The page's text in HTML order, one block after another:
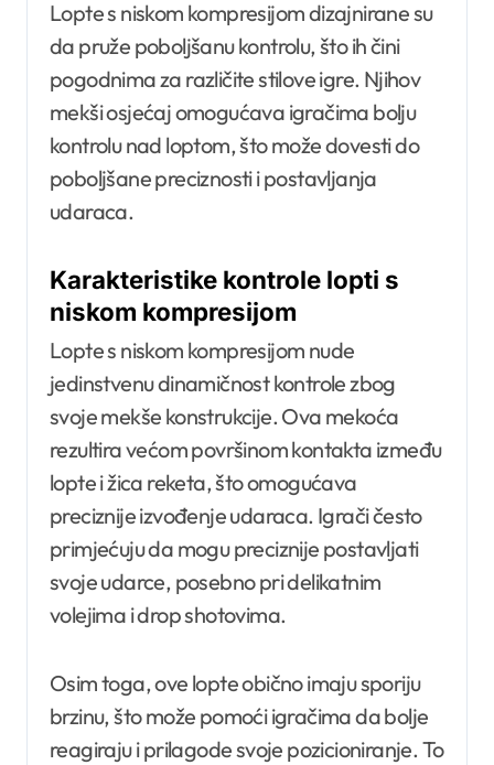
Lopte s niskom kompresijom dizajnirane su
da pruže poboljšanu kontrolu, što ih čini
pogodnima za različite stilove igre. Njihov
mekši osjećaj omogućava igračima bolju
kontrolu nad loptom, što može dovesti do
poboljšane preciznosti i postavljanja
udaraca.
Karakteristike kontrole lopti s
niskom kompresijom
Lopte s niskom kompresijom nude
jedinstvenu dinamičnost kontrole zbog
svoje mekše konstrukcije. Ova mekoća
rezultira većom površinom kontakta između
lopte i žica reketa, što omogućava
preciznije izvođenje udaraca. Igrači često
primjećuju da mogu preciznije postavljati
svoje udarce, posebno pri delikatnim
volejima i drop shotovima.
Osim toga, ove lopte obično imaju sporiju
brzinu, što može pomoći igračima da bolje
reagiraju i prilagode svoje pozicioniranje. To